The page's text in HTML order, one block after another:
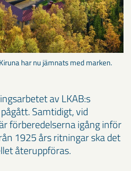
har nu jämnats med marken.
av LKAB:s
Samtidigt, vid
förberedelserna igång inför
1925 års ritningar ska det
återuppföras.